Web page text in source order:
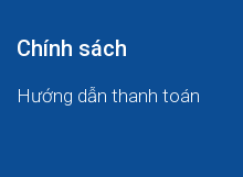
Chính sách
Hướng dẫn thanh toán